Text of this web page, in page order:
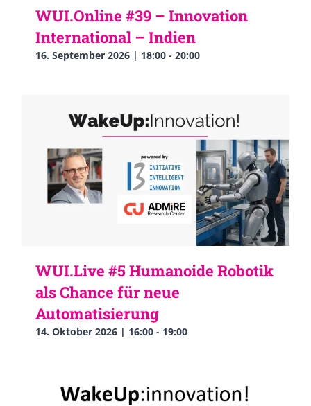
WUI.Online #39 – Innovation
International – Indien
16. September 2026 | 18:00 - 20:00
WUI.Live #5 Humanoide Robotik
als Chance für neue
Automatisierung
14. Oktober 2026 | 16:00 - 19:00